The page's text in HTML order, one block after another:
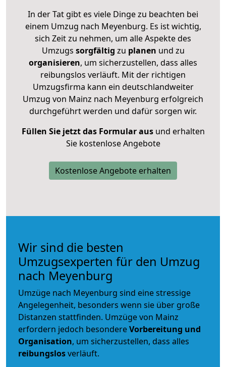
In der Tat gibt es viele Dinge zu beachten bei
einem Umzug nach Meyenburg. Es ist wichtig,
sich Zeit zu nehmen, um alle Aspekte des
Umzugs sorgfältig zu planen und zu
organisieren, um sicherzustellen, dass alles
reibungslos verläuft. Mit der richtigen
Umzugsfirma kann ein deutschlandweiter
Umzug von Mainz nach Meyenburg erfolgreich
durchgeführt werden und dafür sorgen wir.
Füllen Sie jetzt das Formular ausund erhalten
Sie kostenlose Angebote
Kostenlose Angebote erhalten
Wir sind die besten
Umzugsexperten für den Umzug
nach Meyenburg
Umzüge nach Meyenburg sind eine stressige
Angelegenheit, besonders wenn sie über große
Distanzen stattfinden. Umzüge von Mainz
erfordern jedoch besondereVorbereitung und
Organisation, um sicherzustellen, dass alles
reibungslosverläuft.